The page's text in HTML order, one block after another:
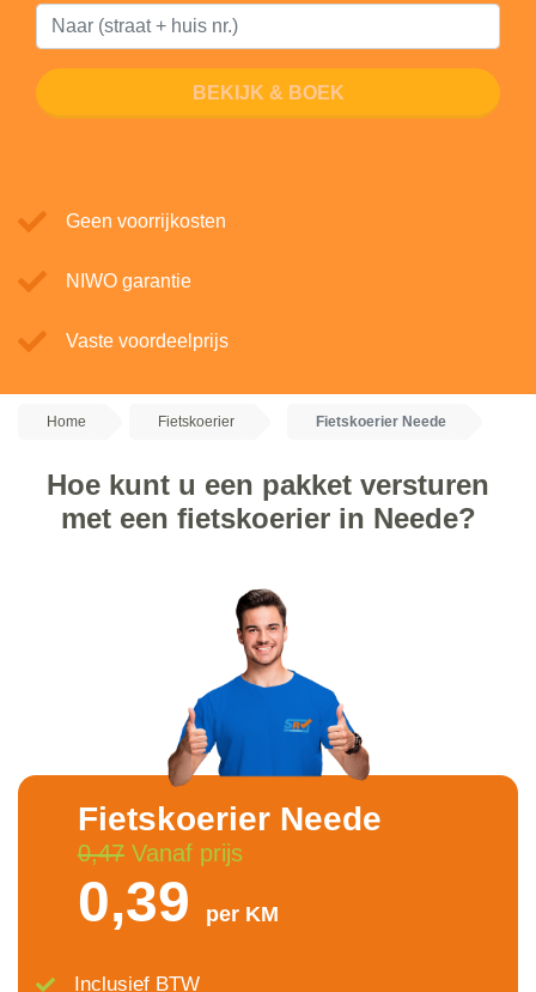
BEKIJK & BOEK
Geen voorrijkosten
NIWO garantie
Vaste voordeelprijs
Home Fietskoerier Fietskoerier Neede
Hoe kunt u een pakket versturen
met een fietskoerier in Neede?
Fietskoerier Neede
0,47Vanaf prijs
0,39 per KM
Inclusief BTW